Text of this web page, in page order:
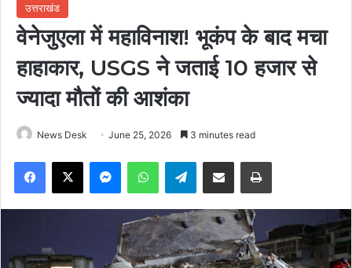
उत्तराखंड
वेनेजुएला में महाविनाश! भूकंप के बाद मचा
हाहाकार, USGS ने जताई 10 हजार से
ज्यादा मौतों की आशंका
News Desk June 25, 2026 3 minutes read
Facebook
X MessengerWhatsAppTelegramShare via Email Print